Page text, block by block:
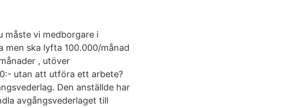
måste vi medborgare i
men ska lyfta 100.000/månad
, utöver
utan att utföra ett arbete?
Den anställde har
avgångsvederlaget till